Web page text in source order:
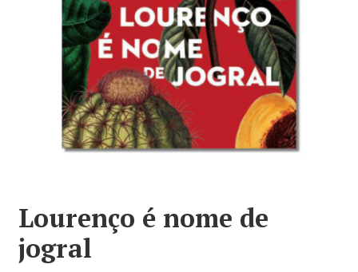
Minha conta
Política de privacidade
Termos e Condições
Mapa do site
Lourenço é nome de
jogral